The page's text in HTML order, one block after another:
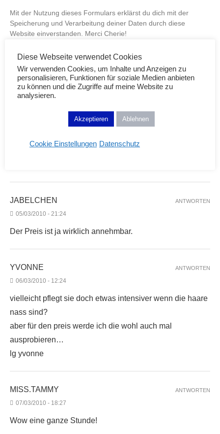
Mit der Nutzung dieses Formulars erklärst du dich mit der
Speicherung und Verarbeitung deiner Daten durch diese
Website einverstanden. Merci Cherie!
05/03/2010 - 20:46
JABELCHEN
05/03/2010 - 21:24
Der Preis ist ja wirklich annehmbar.
ANTWORTEN
YVONNE
06/03/2010 - 12:24
vielleicht pflegt sie doch etwas intensiver wenn die haare
nass sind?
aber für den preis werde ich die wohl auch mal
ausprobieren…
lg yvonne
ANTWORTEN
MISS.TAMMY
07/03/2010 - 18:27
Wow eine ganze Stunde!
ANTWORTEN
Diese Webseite verwendet Cookies
Wir verwenden Cookies, um Inhalte und Anzeigen zu
personalisieren, Funktionen für soziale Medien anbieten
zu können und die Zugriffe auf meine Website zu
analysieren.
Akzeptieren Ablehnen
Cookie Einstellungen Datenschutz